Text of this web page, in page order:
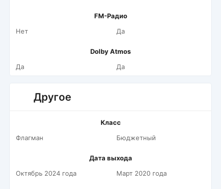
FM-Радио
Нет
Да
Dolby Atmos
Да
Да
Другое
Класс
Флагман
Бюджетный
Дата выхода
Октябрь 2024 года
Март 2020 года